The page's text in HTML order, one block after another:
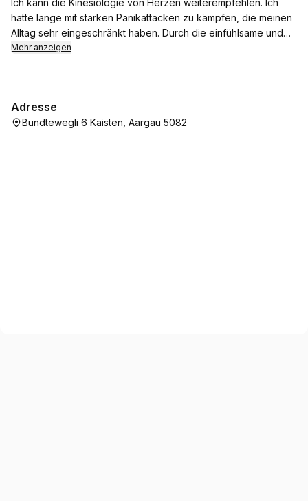
Ich kann die Kinesiologie von Herzen weiterempfehlen. Ich
hatte lange mit starken Panikattacken zu kämpfen, die meinen
Alltag sehr eingeschränkt haben. Durch die einfühlsame und
professionelle Behandlung habe ich gelernt, meinen Körper
Vielen Dank für diese wertvolle Unterstützung!
Mehr anzeigen
Adresse
Bündtewegli 6 Kaisten, Aargau 5082